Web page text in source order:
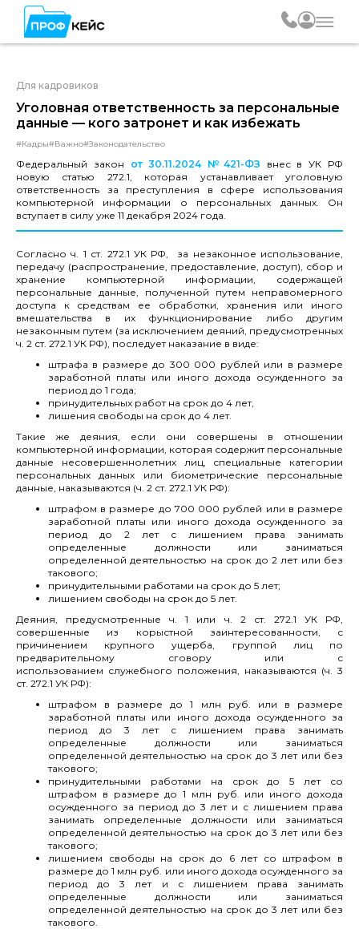
Для кадровиков
Уголовная ответственность за персональные
данные — кого затронет и как избежать
#Кадры#Важно#Законодательство
Федеральный закон от 30.11.2024 №421-ФЗ внес в УК РФ
новую статью 272.1, которая устанавливает уголовную
ответственность за преступления в сфере использования
компьютерной информации о персональных данных. Он
вступает в силу уже 11 декабря 2024 года.
Согласно ч. 1 ст. 272.1 УК РФ, за незаконное использование,
передачу (распространение, предоставление, доступ), сбор и
хранение компьютерной информации, содержащей
персональные данные, полученной путем неправомерного
доступа к средствам ее обработки, хранения или иного
вмешательства в их функционирование либо другим
незаконным путем (за исключением деяний, предусмотренных
ч. 2 ст. 272.1 УК РФ), последует наказание в виде:
штрафа в размере до 300 000 рублей или в размере
заработной платы или иного дохода осужденного за
период до 1 года;
принудительных работ на срок до 4 лет,
лишения свободы на срок до 4 лет.
Такие же деяния, если они совершены в отношении
компьютерной информации, которая содержит персональные
данные несовершеннолетних лиц, специальные категории
персональных данных или биометрические персональные
данные, наказываются (ч. 2 ст. 272.1 УК РФ):
штрафом в размере до 700 000 рублей или в размере
заработной платы или иного дохода осужденного за
период до 2 лет с лишением права занимать
определенные должности или заниматься
определенной деятельностью на срок до 2 лет или без
такового;
принудительными работами на срок до 5 лет;
лишением свободы на срок до 5 лет.
Деяния, предусмотренные ч. 1 или ч. 2 ст. 272.1 УК РФ,
совершенные из корыстной заинтересованности, с
причинением крупного ущерба, группой лиц по
предварительному сговору или с
использованием служебного положения, наказываются (ч. 3
ст. 272.1 УК РФ):
штрафом в размере до 1 млн руб. или в размере
заработной платы или иного дохода осужденного за
период до 3 лет с лишением права занимать
определенные должности или заниматься
определенной деятельностью на срок до 3 лет или без
такового;
принудительными работами на срок до 5 лет со
штрафом в размере до 1 млн руб. или иного дохода
осужденного за период до 3 лет и с лишением права
занимать определенные должности или заниматься
определенной деятельностью на срок до 3 лет или без
такового;
лишением свободы на срок до 6 лет со штрафом в
размере до 1 млн руб. или иного дохода осужденного за
период до 3 лет и с лишением права занимать
определенные должности или заниматься
определенной деятельностью на срок до 3 лет или без
такового.